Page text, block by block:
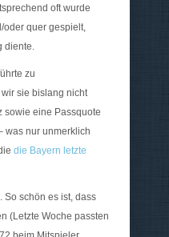
oft wurde
oder quer gespielt,
diente.
zu
sie bislang nicht
sowie eine Passquote
was nur unmerklich
die Bayern letzte
So schön es ist, dass
(Letzte Woche passten